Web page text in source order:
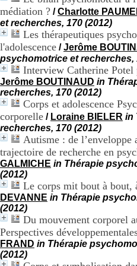
médiation ? /Charlotte
et recherches, 170 (2012)
Les thérapeutiques
l'adolescence /Jerôme
psychomotrice et recherches,
Interview Catherine Potel
Jerôme BOUTINAUD in
recherches, 170 (2012)
Corps et adolescence
corporelle / Loraine BIELER in
recherches, 170 (2012)
Autisme : de l’enveloppe
trajectoire de recherche en
GALMICHE in Thérapie
(2012)
Le corps mit bout à bout,
DEVANNE in Thérapie
(2012)
Du mouvement corporel
Perspectives
FRAND in Thérapie
(2012)
H
o
s
p
i
t
a
l
i
e
r
l
e
V
i
n
t
i
r
,
b
t